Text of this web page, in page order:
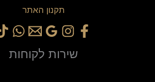
תקנון האתר
שירות לקוחות